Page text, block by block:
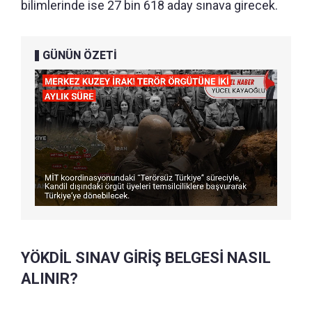
bilimlerinde ise 27 bin 618 aday sınava girecek.
GÜNÜN ÖZETİ
YÖKDİL SINAV GİRİŞ BELGESİ NASIL
ALINIR?